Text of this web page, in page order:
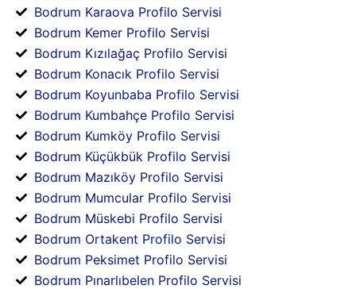
Bodrum Karaova Profilo Servisi
Bodrum Kemer Profilo Servisi
Bodrum Kızılağaç Profilo Servisi
Bodrum Konacık Profilo Servisi
Bodrum Koyunbaba Profilo Servisi
Bodrum Kumbahçe Profilo Servisi
Bodrum Kumköy Profilo Servisi
Bodrum Küçükbük Profilo Servisi
Bodrum Mazıköy Profilo Servisi
Bodrum Mumcular Profilo Servisi
Bodrum Müskebi Profilo Servisi
Bodrum Ortakent Profilo Servisi
Bodrum Peksimet Profilo Servisi
Bodrum Pınarlıbelen Profilo Servisi